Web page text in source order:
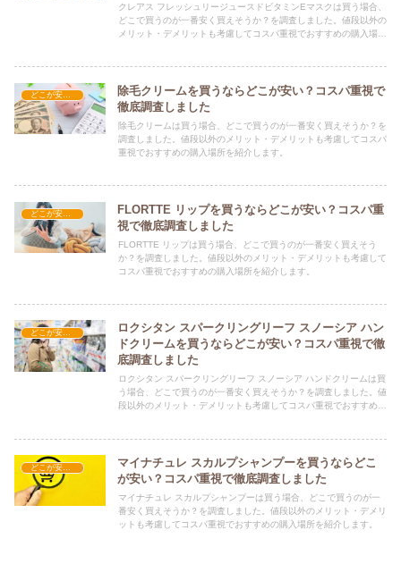
クレアス フレッシュリージュースドビタミンEマスクは買う場合、
どこで買うのが一番安く買えそうか？を調査しました。値段以外の
メリット・デメリットも考慮してコスパ重視でおすすめの購入場所
除毛クリームを買うならどこが安い？コスパ重視で
徹底調査しました
除毛クリームは買う場合、どこで買うのが一番安く買えそうか？を
調査しました。値段以外のメリット・デメリットも考慮してコスパ
重視でおすすめの購入場所を紹介します。
FLORTTE リップを買うならどこが安い？コスパ重
視で徹底調査しました
FLORTTE リップは買う場合、どこで買うのが一番安く買えそう
か？を調査しました。値段以外のメリット・デメリットも考慮して
コスパ重視でおすすめの購入場所を紹介します。
ロクシタン スパークリングリーフ スノーシア ハン
ドクリームを買うならどこが安い？コスパ重視で徹
底調査しました
ロクシタン スパークリングリーフ スノーシア ハンドクリームは買
う場合、どこで買うのが一番安く買えそうか？を調査しました。値
段以外のメリット・デメリットも考慮してコスパ重視でおすすめの
マイナチュレ スカルプシャンプーを買うならどこ
が安い？コスパ重視で徹底調査しました
マイナチュレ スカルプシャンプーは買う場合、どこで買うのが一
番安く買えそうか？を調査しました。値段以外のメリット・デメリ
ットも考慮してコスパ重視でおすすめの購入場所を紹介します。